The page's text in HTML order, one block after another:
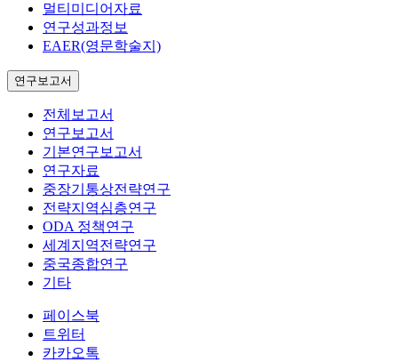
멀티미디어자료
연구성과정보
EAER(영문학술지)
연구보고서
전체보고서
연구보고서
기본연구보고서
연구자료
중장기통상전략연구
전략지역심층연구
ODA 정책연구
세계지역전략연구
중국종합연구
기타
페이스북
트위터
카카오톡